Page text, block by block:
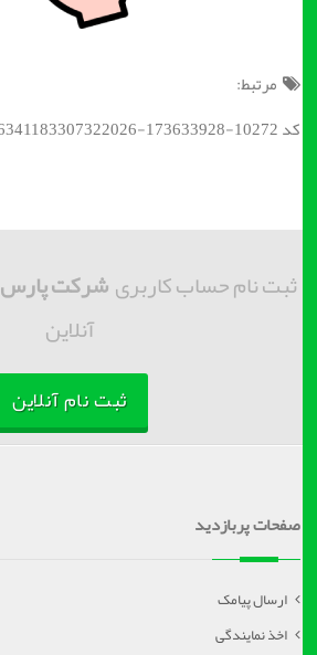
مرتبط:
کد BSC : 46341183307322026-173633928-10272;
ثبت نام حساب کاربریشرکت پارس
آنلاین
ثبت نام آنلاین
صفحات پربازدید
ارسال پیامک
اخذ نمایندگی